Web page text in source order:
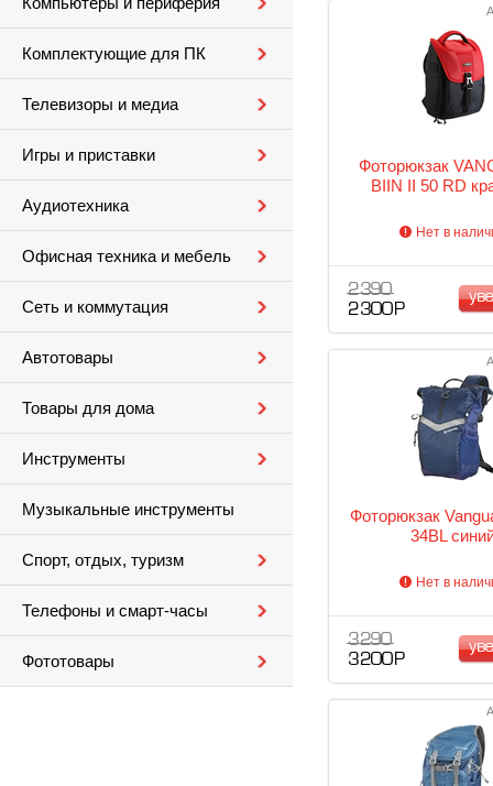
Комплектующие для ПК
Телевизоры и медиа
Игры и приставки
Аудиотехника
Офисная техника и мебель
Сеть и коммутация
Автотовары
Товары для дома
Инструменты
Музыкальные инструменты
Спорт, отдых, туризм
Телефоны и смарт-часы
Фототовары
Фоторюкзак
BIIN II 50 RD
Нет в
2 390
2 300 Р
Фоторюкзак
34BL
Нет в
3 290
3 200 Р